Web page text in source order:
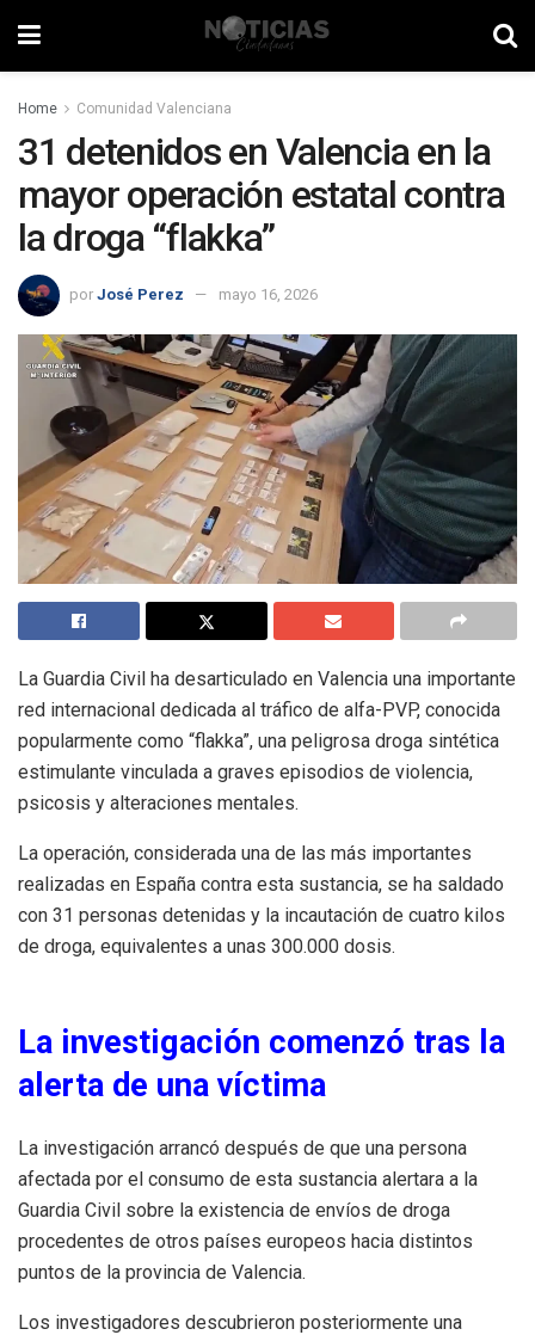
Home Comunidad Valenciana
31 detenidos en Valencia en la
mayor operación estatal contra
la droga “flakka”
por José Perez mayo 16, 2026
La Guardia Civil ha desarticulado en Valencia una importante
red internacional dedicada al tráfico de alfa-PVP, conocida
popularmente como “flakka”, una peligrosa droga sintética
estimulante vinculada a graves episodios de violencia,
psicosis y alteraciones mentales.
La operación, considerada una de las más importantes
realizadas en España contra esta sustancia, se ha saldado
con 31 personas detenidas y la incautación de cuatro kilos
de droga, equivalentes a unas 300.000 dosis.
La investigación comenzó tras la
alerta de una víctima
La investigación arrancó después de que una persona
afectada por el consumo de esta sustancia alertara a la
Guardia Civil sobre la existencia de envíos de droga
procedentes de otros países europeos hacia distintos
puntos de la provincia de Valencia.
Los investigadores descubrieron posteriormente una